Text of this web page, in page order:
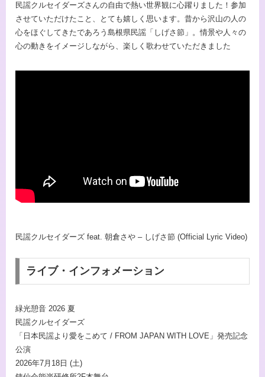
民謡クルセイダーズさんの自由で熱い世界観に心躍りました！参加
させていただけたこと、とても嬉しく思います。昔から沢山の人の
心をほぐしてきたであろう島根県民謡「しげさ節」。情景や人々の
心の動きをイメージしながら、楽しく歌わせていただきました
民謡クルセイダーズ feat. 朝倉さや – しげさ節 (Official Lyric Video)
ライブ・インフォメーション
緑光憩音 2026 夏
民謡クルセイダーズ
「日本民謡より愛をこめて / FROM JAPAN WITH LOVE」発売記念
公演
2026年7月18日 (土)